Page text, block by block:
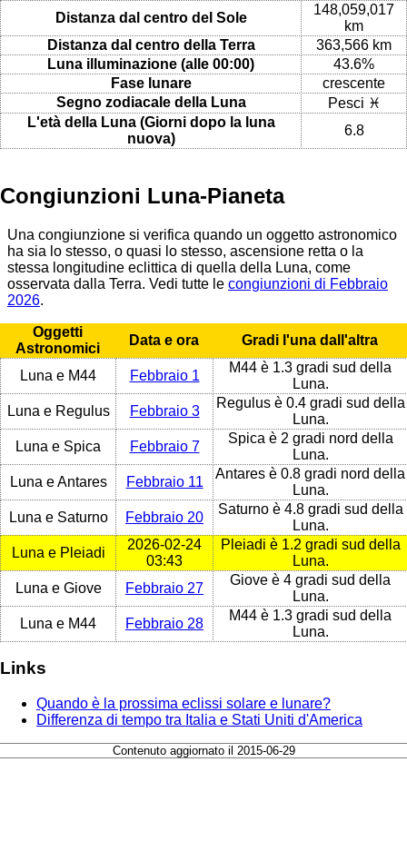
Distanza dal centro del Sole
148,059,017
km
Distanza dal centro della Terra
363,566 km
Luna illuminazione (alle 00:00)
43.6%
Fase lunare
crescente
Segno zodiacale della Luna
Pesci ♓
L'età della Luna (Giorni dopo la luna
nuova)
6.8
Congiunzioni Luna-Pianeta
Una congiunzione si verifica quando un oggetto astronomico
ha sia lo stesso, o quasi lo stesso, ascensione retta o la
stessa longitudine eclittica di quella della Luna, come
osservata dalla Terra. Vedi tutte le congiunzioni di Febbraio
2026.
Oggetti
Astronomici
Data e ora Gradi l'una dall'altra
Luna e M44 Febbraio 1
M44 è 1.3 gradi sud della
Luna.
Luna e Regulus
Febbraio 3
Regulus è 0.4 gradi sud della
Luna.
Luna e Spica
Febbraio 7
Spica è 2 gradi nord della
Luna.
Luna e Antares
Febbraio 11
Antares è 0.8 gradi nord della
Luna.
Luna e Saturno
Febbraio 20
Saturno è 4.8 gradi sud della
Luna.
Luna e Pleiadi
2026-02-24
03:43
Pleiadi è 1.2 gradi sud della
Luna.
Luna e Giove
Febbraio 27
Giove è 4 gradi sud della
Luna.
Luna e M44
Febbraio 28
M44 è 1.3 gradi sud della
Luna.
Links
Quando è la prossima eclissi solare e lunare?
Differenza di tempo tra Italia e Stati Uniti d'America
Contenuto aggiornato il 2015-06-29